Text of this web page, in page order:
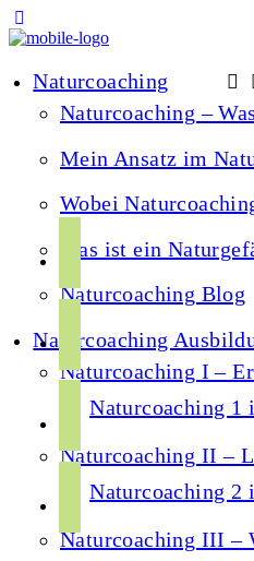
Naturcoaching
Naturcoaching –
Mein Ansatz im
Wobei
Was ist ein
Naturcoaching Blog
Naturcoaching
Naturcoaching I –
Naturcoaching 1
Naturcoaching II –
Naturcoaching 2
Naturcoaching III –
c
b
o
k
n
s
g
a
u
b
o